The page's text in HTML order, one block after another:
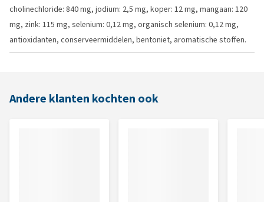
cholinechloride: 840 mg, jodium: 2,5 mg, koper: 12 mg, mangaan: 120
mg, zink: 115 mg, selenium: 0,12 mg, organisch selenium: 0,12 mg,
antioxidanten, conserveermiddelen, bentoniet, aromatische stoffen.
Andere klanten kochten ook